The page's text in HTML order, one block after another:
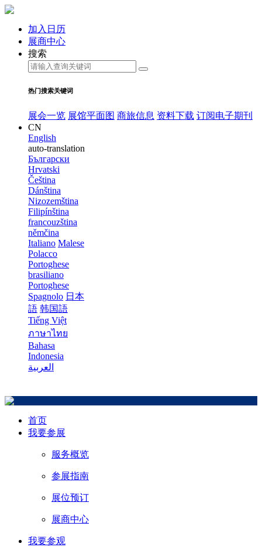
加入日历
展商中心
搜索
热门搜索关键词
展会一览 展馆平面图 商旅信息 资料下载 订阅电子期刊
CN
English
auto-translation
Български
Hrvatski
Čeština
Dánština
Nizozemština
Filipínština
francouzština
němčina
Italiano Malese
Polacco
Portoghese
brasiliano
Portoghese
Spagnolo 日本
語 韩国語
Tiếng Việt
ภาษาไทย
Bahasa
Indonesia
العربية
首页
我要参展
服务概览
参展指南
展位预订
展商中心
我要参观